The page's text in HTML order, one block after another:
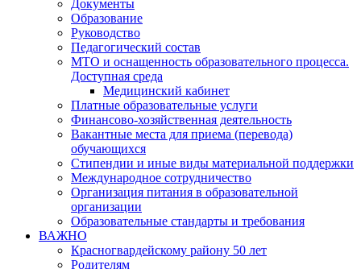
Документы
Образование
Руководство
Педагогический состав
МТО и оснащенность образовательного процесса.
Доступная среда
Медицинский кабинет
Платные образовательные услуги
Финансово-хозяйственная деятельность
Вакантные места для приема (перевода)
обучающихся
Стипендии и иные виды материальной поддержки
Международное сотрудничество
Организация питания в образовательной
организации
Образовательные стандарты и требования
ВАЖНО
Красногвардейскому району 50 лет
Родителям